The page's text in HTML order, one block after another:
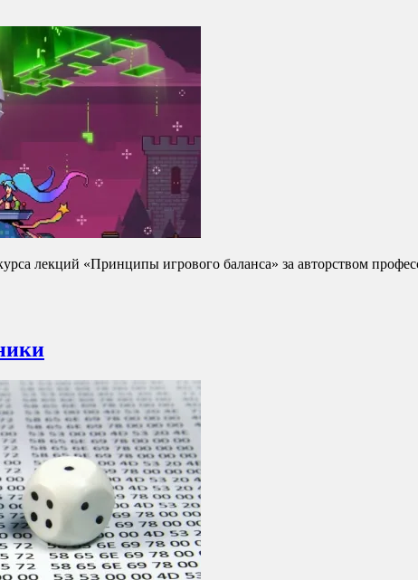
лекций «Принципы игрового баланса» за авторством